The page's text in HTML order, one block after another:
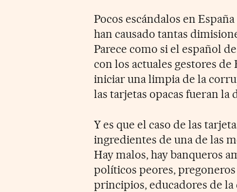
Pocos escándalos en
han causado tantas
Parece como si el español
con los actuales gestores
iniciar una limpia de la
las tarjetas opacas fueran la
Y es que el caso de las
ingredientes de una de las
Hay malos, hay banqueros
políticos peores,
principios, educadores de la